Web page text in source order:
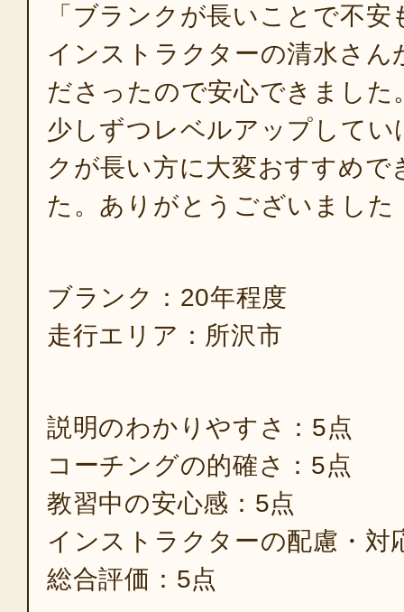
「ブランクが長いことで不
インストラクターの清水さん
ださったので安心できました
少しずつレベルアップして
クが長い方に大変おすすめで
た。ありがとうございました
ブランク：20年程度
走行エリア：所沢市
説明のわかりやすさ：5点
コーチングの的確さ：5点
教習中の安心感：5点
インストラクターの配慮・対
総合評価：5点